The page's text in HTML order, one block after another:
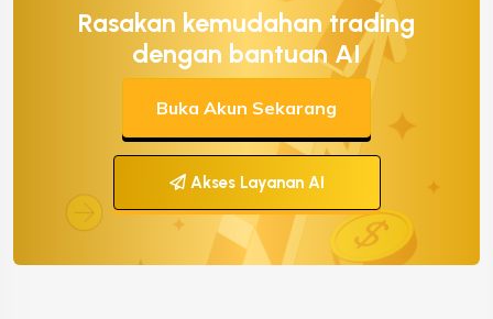
Rasakan kemudahan trading
dengan bantuan AI
Buka Akun Sekarang
Akses Layanan AI